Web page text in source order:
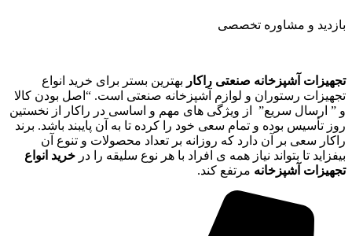
بازدید و مشاوره تخصصی
تجهیزات آشپزخانه صنعتی راکار بهترین بستر برای خرید انواع
تجهیزات رستوران و لوازم آشپزخانه صنعتی است. “اصل بودن کالا
و ” ارسال سریع” از ویژگی های مهم و اساسی در راکار از نخستین
روز تأسیس بوده و تمام سعی خود را کرده تا به آن پایبند باشد. برند
راکار سعی بر آن دارد که روزانه بر تعداد محصولات و تنوع آن
بیفزاید تا بتواند نیاز همه ی افراد با هر نوع سلیقه را در خرید انواع
تجهیزات آشپزخانه مرتفع کند.